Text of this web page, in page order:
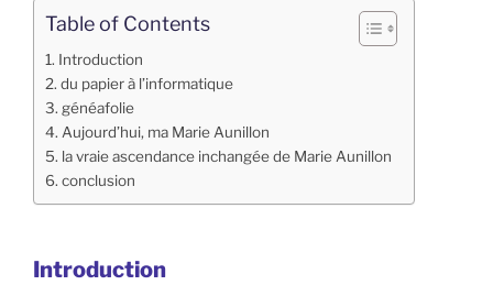
Table of Contents
Introduction
du papier à l’informatique
généafolie
Aujourd’hui, ma Marie Aunillon
la vraie ascendance inchangée de Marie Aunillon
conclusion
Introduction